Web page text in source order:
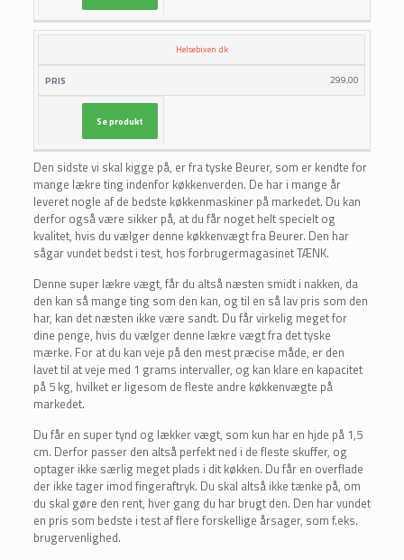
Helsebixen.dk
299,00
Se produkt
Den sidste vi skal kigge på, er fra tyske Beurer, som er kendte for
mange lækre ting indenfor køkkenverden. De har i mange år
leveret nogle af de bedste køkkenmaskiner på markedet. Du kan
derfor også være sikker på, at du får noget helt specielt og
kvalitet, hvis du vælger denne køkkenvægt fra Beurer. Den har
sågar vundet bedst i test, hos forbrugermagasinet TÆNK.
Denne super lækre vægt, får du altså næsten smidt i nakken, da
den kan så mange ting som den kan, og til en så lav pris som den
har, kan det næsten ikke være sandt. Du får virkelig meget for
dine penge, hvis du vælger denne lækre vægt fra det tyske
mærke. For at du kan veje på den mest præcise måde, er den
lavet til at veje med 1 grams intervaller, og kan klare en kapacitet
på 5 kg, hvilket er ligesom de fleste andre køkkenvægte på
markedet.
Du får en super tynd og lækker vægt, som kun har en hjde på 1,5
cm. Derfor passer den altså perfekt ned i de fleste skuffer, og
optager ikke særlig meget plads i dit køkken. Du får en overflade
der ikke tager imod fingeraftryk. Du skal altså ikke tænke på, om
du skal gøre den rent, hver gang du har brugt den. Den har vundet
en pris som bedste i test af flere forskellige årsager, som f.eks.
brugervenlighed.